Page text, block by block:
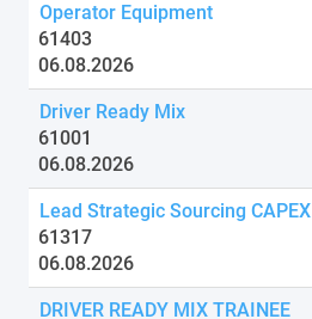
Operator Equipment
61403
06.08.2026
Driver Ready Mix
61001
06.08.2026
Lead Strategic Sourcing CAPEX
61317
06.08.2026
DRIVER READY MIX TRAINEE